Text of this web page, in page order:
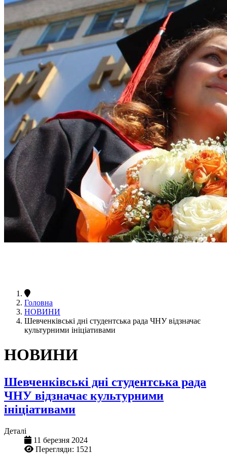
Головна
НОВИНИ
Шевченківські дні студентська рада ЧНУ відзначає
культурними ініціативами
НОВИНИ
Шевченківські дні студентська рада
ЧНУ відзначає культурними
ініціативами
Деталі
11 березня 2024
Перегляди: 1521